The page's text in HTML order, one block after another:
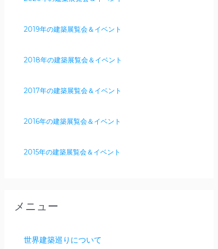
2019年の建築展覧会＆イベント
2018年の建築展覧会＆イベント
2017年の建築展覧会＆イベント
2016年の建築展覧会＆イベント
2015年の建築展覧会＆イベント
メニュー
世界建築巡りについて